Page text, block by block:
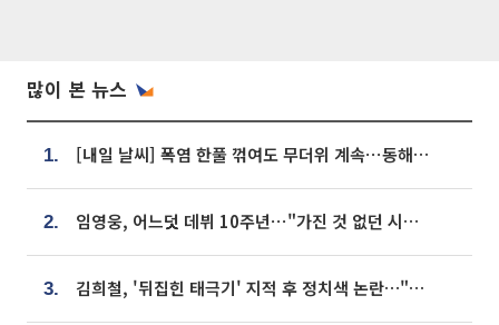
많이 본 뉴스
1. [내일 날씨] 폭염 한풀 꺾여도 무더위 계속⋯동해안 이틀 연속 비
2. 임영웅, 어느덧 데뷔 10주년⋯"가진 것 없던 시절, 내 앞엔 20명의 팬뿐"
3. 김희철, '뒤집힌 태극기' 지적 후 정치색 논란…"좌우 떠나 우리나라 국기"